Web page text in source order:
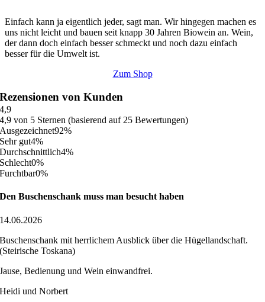
Einfach kann ja eigentlich jeder, sagt man. Wir hingegen machen es
uns nicht leicht und bauen seit knapp 30 Jahren Biowein an. Wein,
der dann doch einfach besser schmeckt und noch dazu einfach
besser für die Umwelt ist.
Zum Shop
Rezensionen von Kunden
4,9
4,9 von 5 Sternen (basierend auf 25 Bewertungen)
Ausgezeichnet92%
Sehr gut4%
Durchschnittlich4%
Schlecht0%
Furchtbar0%
Den Buschenschank muss man besucht haben
14.06.2026
Buschenschank mit herrlichem Ausblick über die Hügellandschaft.
(Steirische Toskana)
Jause, Bedienung und Wein einwandfrei.
Heidi und Norbert